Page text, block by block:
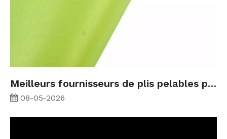
Meilleurs fournisseurs de plis pelables pour la fabrication de composites en 2026
08-05-2026